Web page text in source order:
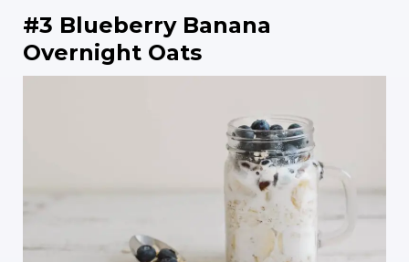
#3 Blueberry Banana
Overnight Oats